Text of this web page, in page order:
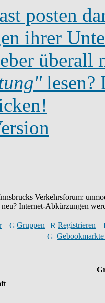
posten
ihrer
überall
lesen?
Verkehrsforum:
Internet-Abkürzungen
Gruppen
Registrieren